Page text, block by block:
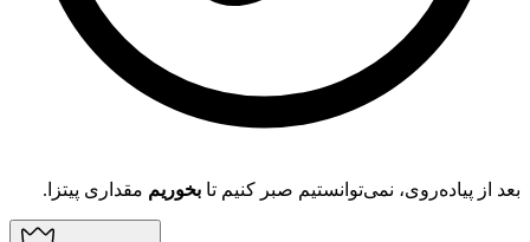
بعد از پیاده‌روی، نمی‌توانستیم صبر کنیم تا بخوریم مقداری پیتزا.